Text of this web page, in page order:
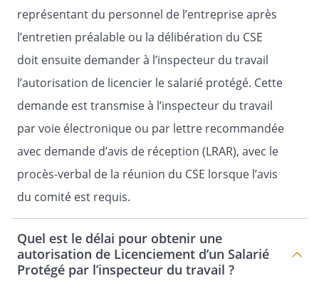
représentant du personnel de l’entreprise après
l’entretien préalable ou la délibération du CSE
doit ensuite demander à l’inspecteur du travail
l’autorisation de licencier le salarié protégé. Cette
demande est transmise à l’inspecteur du travail
par voie électronique ou par lettre recommandée
avec demande d’avis de réception (LRAR), avec le
procès-verbal de la réunion du CSE lorsque l’avis
du comité est requis.
Quel est le délai pour obtenir une
autorisation de Licenciement d’un Salarié
Protégé par l’inspecteur du travail ?